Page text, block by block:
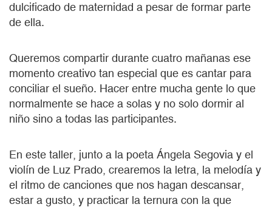
dulcificado de maternidad a pesar de formar parte
de ella.
Queremos compartir durante cuatro mañanas ese
momento creativo tan especial que es cantar para
conciliar el sueño. Hacer entre mucha gente lo que
normalmente se hace a solas y no solo dormir al
niño sino a todas las participantes.
En este taller, junto a la poeta Ángela Segovia y el
violín de Luz Prado, crearemos la letra, la melodía y
el ritmo de canciones que nos hagan descansar,
estar a gusto, y practicar la ternura con la que